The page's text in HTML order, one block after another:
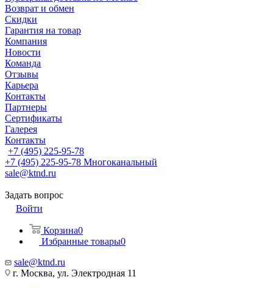
Возврат и обмен
Скидки
Гарантия на товар
Компания
Новости
Команда
Отзывы
Карьера
Контакты
Партнеры
Сертификаты
Галерея
Контакты
+7 (495) 225-95-78
+7 (495) 225-95-78 Многоканальный
sale@ktnd.ru
Задать вопрос
Войти
Корзина0
Избранные товары0
sale@ktnd.ru
г. Москва, ул. Электродная 11